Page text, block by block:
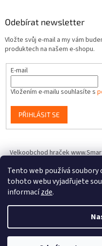
Tento web používá
tohoto webu vyjadřujete
informacízde.
Odebírat newsletter
Vložte svůj e-mail a my vám
produktech na našem e-shopu.
E-mail
Vložením e-mailu souhlasíte s
PŘIHLÁSIT SE
Velkoobchod hraček
Copyright 2026IQhracky.cz